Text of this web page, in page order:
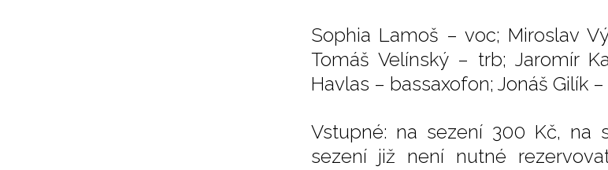
Sophia Lamoš – voc; Miroslav
Tomáš Velínský – trb; Jaromír
Havlas – bassaxofon; Jonáš Gilík –
Vstupné: na sezení 300 Kč, na
sezení již není nutné